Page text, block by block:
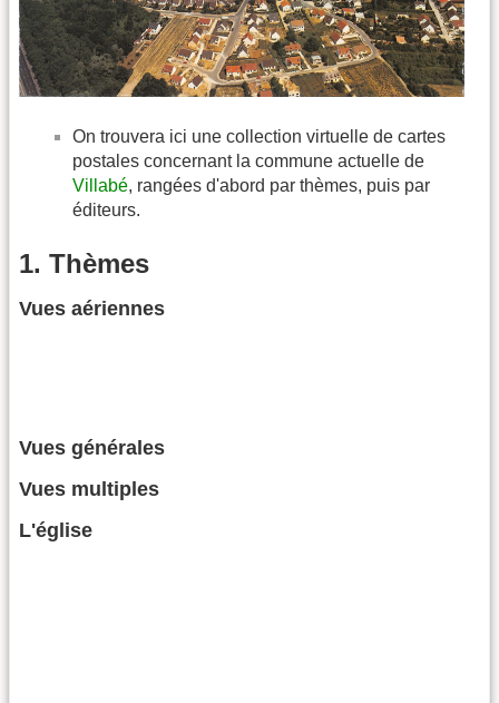
On trouvera ici une collection virtuelle de cartes
postales concernant la commune actuelle de
Villabé, rangées d'abord par thèmes, puis par
éditeurs.
1. Thèmes
Vues aériennes
Vues générales
Vues multiples
L'église